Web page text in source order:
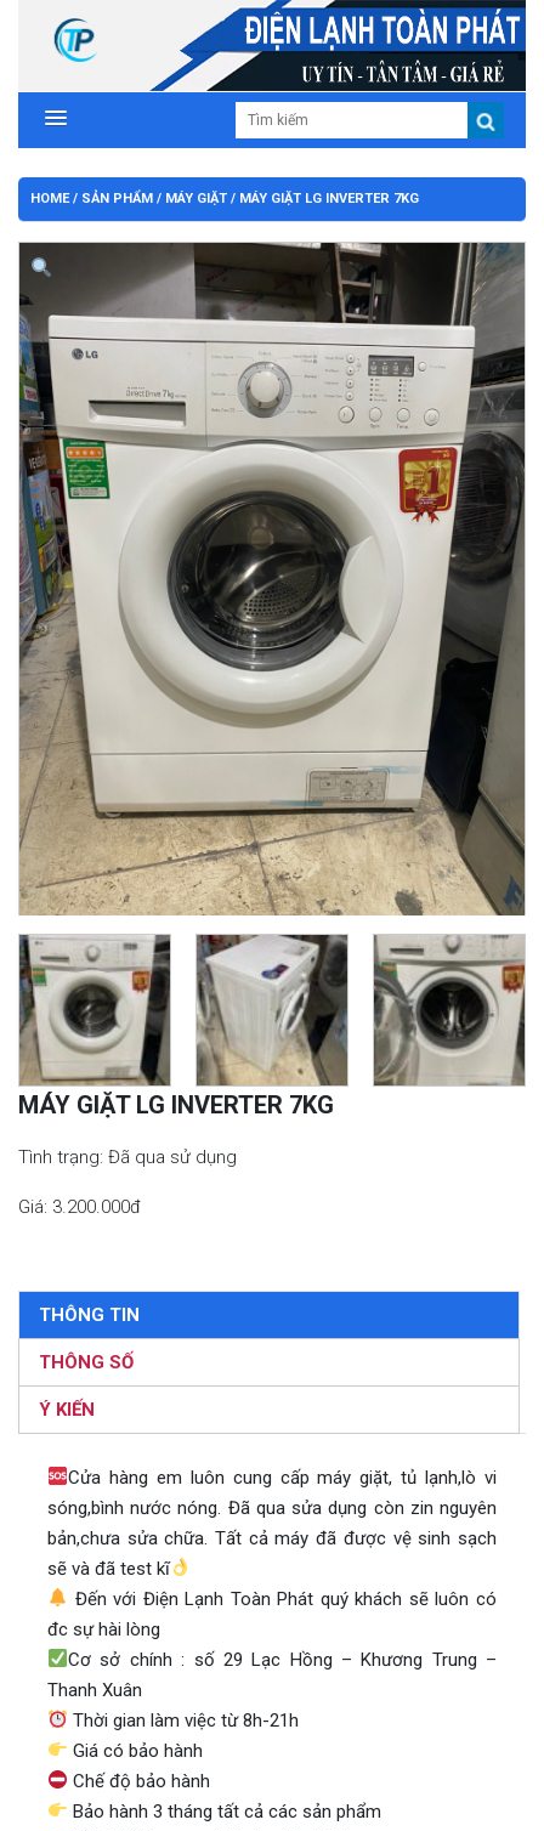
HOME/ SẢN PHẨM / MÁY GIẶT / MÁY GIẶT LG INVERTER 7KG
MÁY GIẶT LG INVERTER 7KG
Tình trạng: Đã qua sử dụng
Giá: 3.200.000đ
THÔNG TIN
THÔNG SỐ
Ý KIẾN
Cửa hàng em luôn cung cấp máy giặt, tủ lạnh,lò vi
sóng,bình nước nóng. Đã qua sửa dụng còn zin nguyên
bản,chưa sửa chữa. Tất cả máy đã được vệ sinh sạch
sẽ và đã test kĩ
Đến với Điện Lạnh Toàn Phát quý khách sẽ luôn có
đc sự hài lòng
Cơ sở chính : số 29 Lạc Hồng – Khương Trung –
Thanh Xuân
Thời gian làm việc từ 8h-21h
Giá có bảo hành
Chế độ bảo hành
Bảo hành 3 tháng tất cả các sản phẩm